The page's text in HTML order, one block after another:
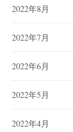
2022年8月
2022年7月
2022年6月
2022年5月
2022年4月